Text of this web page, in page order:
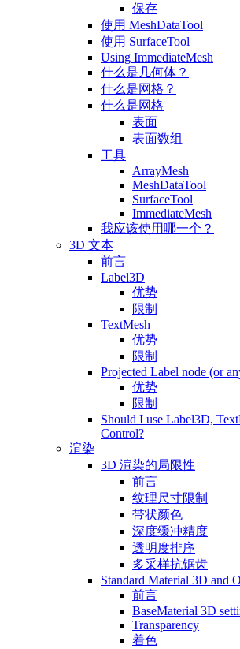
保存
使用 MeshDataTool
使用 SurfaceTool
Using ImmediateMesh
什么是几何体？
什么是网格？
什么是网格
表面
表面数组
工具
ArrayMesh
MeshDataTool
SurfaceTool
ImmediateMesh
我应该使用哪一个？
3D 文本
前言
Label3D
优势
限制
TextMesh
优势
限制
Projected Label node (or
优势
限制
Should I use Label3D,
Control?
渲染
3D 渲染的局限性
前言
纹理尺寸限制
带状颜色
深度缓冲精度
透明度排序
多采样抗锯齿
Standard Material 3D and
前言
BaseMaterial 3D
Transparency
着色